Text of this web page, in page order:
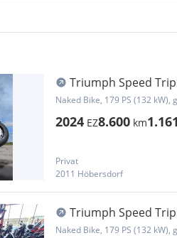
Triumph Speed
Naked Bike, 179 PS (132 kW),
2024 EZ8.600 km1.161
Privat
2011 Höbersdorf
Triumph Speed
1200 RS Teilzahlung
Naked Bike, 179 PS (132